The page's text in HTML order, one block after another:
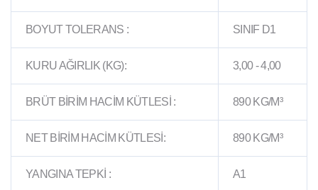
BOYUT TOLERANS : SINIF D1
KURU AĞIRLIK (KG): 3,00 - 4,00
BRÜT BİRİM HACİM KÜTLESİ : 890 KG/M³
NET BİRİM HACİM KÜTLESİ: 890 KG/M³
YANGINA TEPKİ : A1